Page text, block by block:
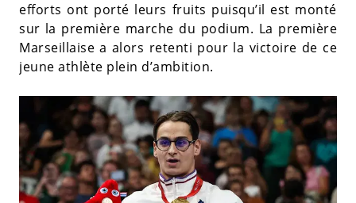
efforts ont porté leurs fruits puisqu’il est monté
sur la première marche du podium. La première
Marseillaise a alors retenti pour la victoire de ce
jeune athlète plein d’ambition.